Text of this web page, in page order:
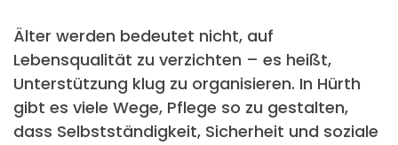
Älter werden bedeutet nicht, auf
Lebensqualität zu verzichten – es heißt,
Unterstützung klug zu organisieren. In Hürth
gibt es viele Wege, Pflege so zu gestalten,
dass Selbstständigkeit, Sicherheit und soziale